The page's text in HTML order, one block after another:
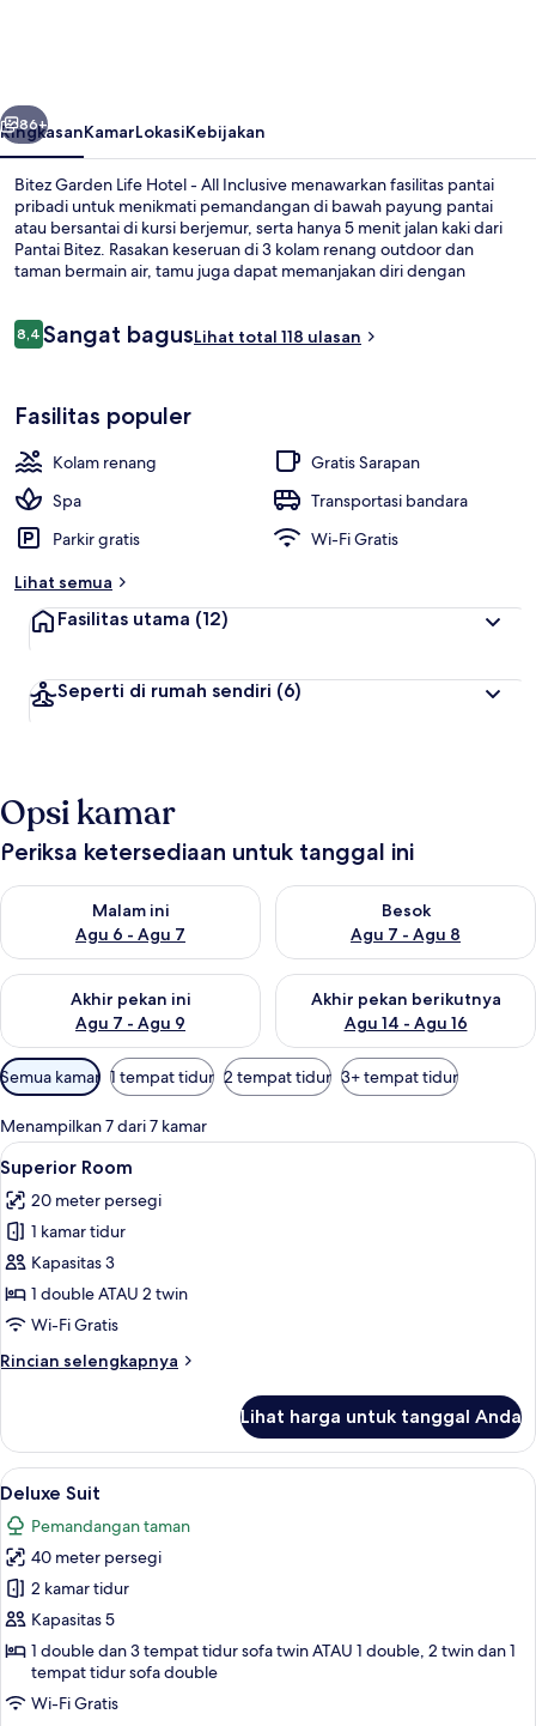
All
Inclusive
Berikutnya
86+
RingkasanKamarLokasiKebijakan
Bitez Garden Life Hotel - All Inclusive menawarkan fasilitas pantai
pribadi untuk menikmati pemandangan di bawah payung pantai
atau bersantai di kursi berjemur, serta hanya 5 menit jalan kaki dari
Pantai Bitez. Rasakan keseruan di 3 kolam renang outdoor dan
taman bermain air, tamu juga dapat memanjakan diri dengan
dan bar/lounge adalah tempat yang sempurna untuk menikmati
Ulasan
8,48,4 dari 10
Sangat bagusLihat total 118 ulasan
Fasilitas populer
Kolam renang
Gratis Sarapan
Spa
Transportasi bandara
Parkir gratis
Wi-Fi Gratis
Lihat semua
Fasilitas utama (12)
Seperti di rumah sendiri (6)
Opsi kamar
Periksa ketersediaan untuk tanggal ini
Malam ini
Agu 6 - Agu 7
Periksa ketersediaan untuk malam ini Agu 6 - Agu 7
Besok
Agu 7 - Agu 8
Periksa ketersediaan untuk
Akhir pekan ini
Agu 7 - Agu 9
Periksa ketersediaan untuk akhir pekan ini Agu 7 - Agu 9
Akhir pekan berikutnya
Agu 14 - Agu 16
Periksa ketersediaan untuk
Filter
tersedia
untuk
kamar
Semua kamar 1 tempat tidur 2 tempat tidur 3+ tempat tidur
Menampilkan 7 dari 7 kamar
Lihat
semua
foto
untuk
Superior
Room
Brankas, meja kerja, kedap suara,
13
Superior Room
20 meter persegi
1 kamar tidur
Kapasitas 3
1 double ATAU 2 twin
Wi-Fi Gratis
Rincian selengkapnya
Rincian
Superior
Room
Lihat harga untuk tanggal Anda
Lihat
semua
foto
untuk
Deluxe
Suit
Deluxe Suit | Brankas, meja kerja,
16
Deluxe Suit
Pemandangan taman
40 meter persegi
2 kamar tidur
Kapasitas 5
1 double dan 3 tempat tidur sofa twin ATAU 1 double, 2 twin dan 1
tempat tidur sofa double
Wi-Fi Gratis